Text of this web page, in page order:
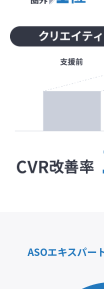
ASOエキスパー